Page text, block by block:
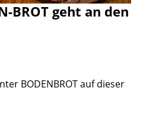
BROT geht an den
BODENBROT auf dieser